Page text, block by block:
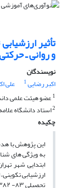
تأثیر
و روانی ـ
نویسندگان
اکبر رضایی1 علی
1عضو هیئت علمی
2استاد دانشگاه
چکیده
این پژوهش با
به ویژگی های
ابتدایی شهر
ارزشیابی